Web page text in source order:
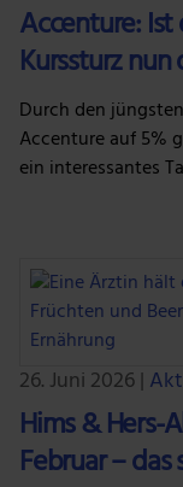
Accenture:
Kurssturz
Durch den
Accenture auf 5%
ein interessantes
26. Juni 2026 |
Hims & Hers-
Februar –